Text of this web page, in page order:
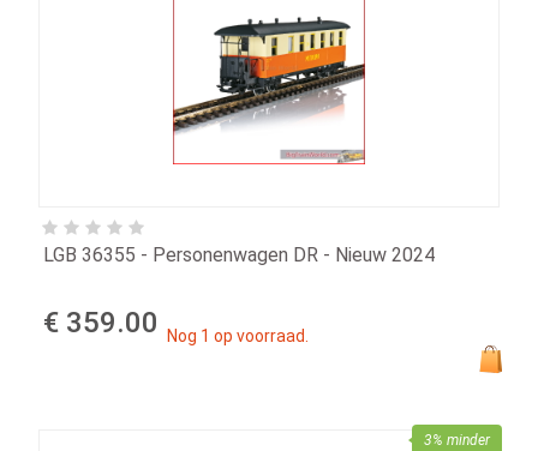
LGB 36355 - Personenwagen DR - Nieuw 2024
€ 359.00 Nog 1 op voorraad.
3% minder